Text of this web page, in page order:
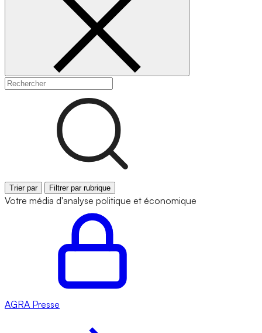
Trier par Filtrer par rubrique
Votre média d'analyse politique et économique
AGRA Presse